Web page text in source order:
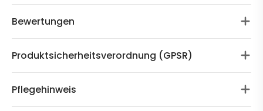
Bewertungen
Produktsicherheitsverordnung (GPSR)
Pflegehinweis